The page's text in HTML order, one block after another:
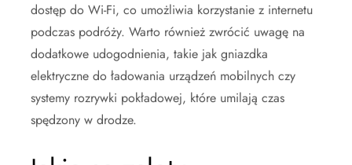
dostęp do Wi-Fi, co umożliwia korzystanie z internetu
podczas podróży. Warto również zwrócić uwagę na
dodatkowe udogodnienia, takie jak gniazdka
elektryczne do ładowania urządzeń mobilnych czy
systemy rozrywki pokładowej, które umilają czas
spędzony w drodze.